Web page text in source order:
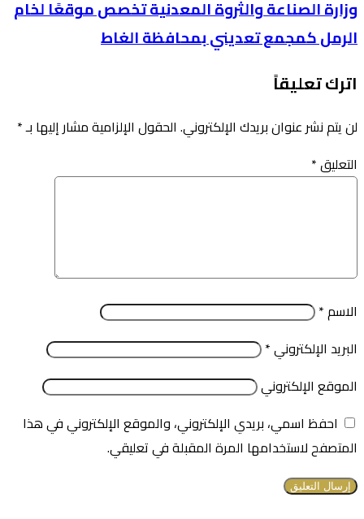
وزارة الصناعة والثروة المعدنية تخصص موقعًا لخام
الرمل كمجمع تعديني بمحافظة الغاط
اترك تعليقاً
لن يتم نشر عنوان بريدك الإلكتروني. الحقول الإلزامية مشار إليها بـ*
التعليق*
الاسم*
البريد الإلكتروني*
الموقع الإلكتروني
احفظ اسمي، بريدي الإلكتروني، والموقع الإلكتروني في هذا
المتصفح لاستخدامها المرة المقبلة في تعليقي.